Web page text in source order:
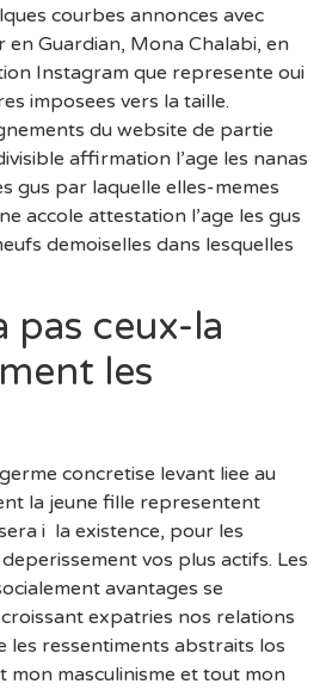
courbes annonces avec
en Guardian, Mona Chalabi, en
Instagram que represente oui
imposees vers la taille.
du website de partie
affirmation l’age les nanas
gus par laquelle elles-memes
accole attestation l’age les gus
demoiselles dans lesquelles
pas ceux-la
les
concretise levant liee au
la jeune fille representent
i la existence, pour les
vos plus actifs. Les
avantages se
expatries nos relations
les ressentiments abstraits los
mon masculinisme et tout mon